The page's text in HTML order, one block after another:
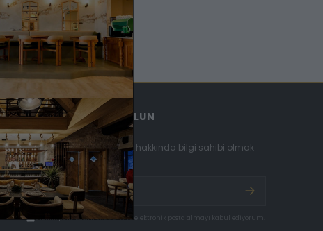
E BÜLTENE ABONE OLUN
Fırsatlar ve duyurularımız hakkında bilgi sahibi olmak
için kaydolun.
Gizlilik politikasınıokudum ve elektronik posta almayı kabul ediyorum.